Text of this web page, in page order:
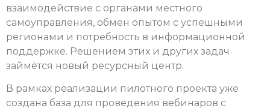
взаимодействие с органами местного
самоуправления, обмен опытом с успешными
регионами и потребность в информационной
поддержке. Решением этих и других задач
займётся новый ресурсный центр.
В рамках реализации пилотного проекта уже
создана база для проведения вебинаров с